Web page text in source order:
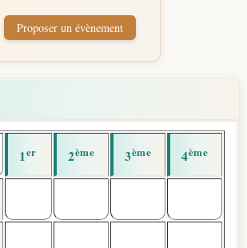
1er 2ème 3ème 4ème